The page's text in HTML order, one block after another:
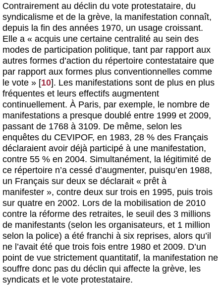
Contrairement au déclin du vote protestataire, du
syndicalisme et de la grève, la manifestation connaît,
depuis la fin des années 1970, un usage croissant.
Elle a « acquis une certaine centralité au sein des
modes de participation politique, tant par rapport aux
autres formes d’action du répertoire contestataire que
par rapport aux formes plus conventionnelles comme
le vote » [10]. Les manifestations sont de plus en plus
fréquentes et leurs effectifs augmentent
continuellement. À Paris, par exemple, le nombre de
manifestations a presque doublé entre 1999 et 2009,
passant de 1768 à 3109. De même, selon les
enquêtes du CEVIPOF, en 1983, 28 % des Français
déclaraient avoir déjà participé à une manifestation,
contre 55 % en 2004. Simultanément, la légitimité de
ce répertoire n’a cessé d’augmenter, puisqu’en 1988,
un Français sur deux se déclarait « prêt à
manifester », contre deux sur trois en 1995, puis trois
sur quatre en 2002. Lors de la mobilisation de 2010
contre la réforme des retraites, le seuil des 3 millions
de manifestants (selon les organisateurs, et 1 million
selon la police) a été franchi à six reprises, alors qu’il
ne l’avait été que trois fois entre 1980 et 2009. D’un
point de vue strictement quantitatif, la manifestation ne
souffre donc pas du déclin qui affecte la grève, les
syndicats et le vote protestataire.